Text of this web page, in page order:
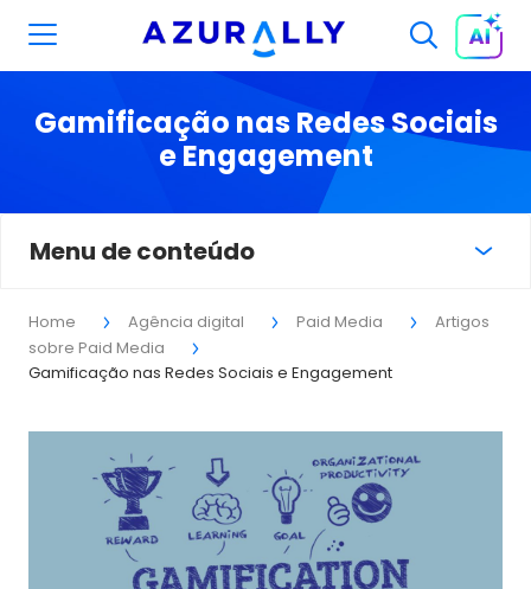
Gamificação nas Redes Sociais
e Engagement
Home Agência digital Paid Media
Artigos
sobre Paid Media
Gamificação nas Redes Sociais e Engagement
Menu de conteúdo